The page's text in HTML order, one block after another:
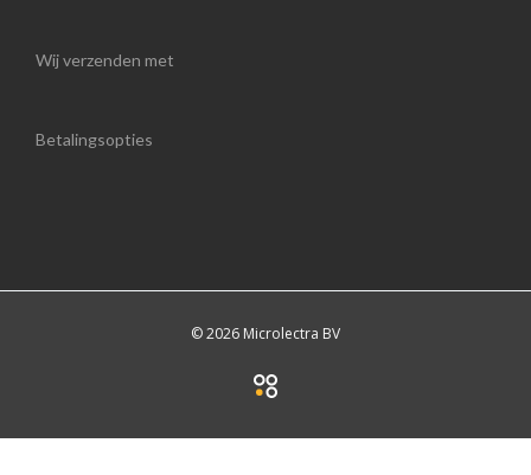
Wij verzenden met
Betalingsopties
© 2026 Microlectra BV